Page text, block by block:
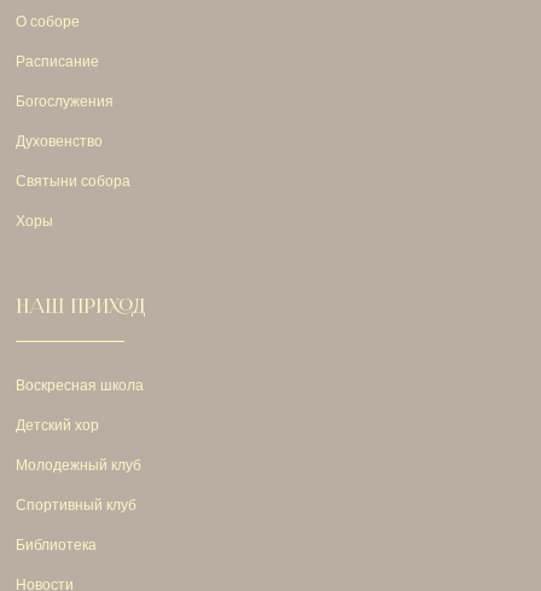
О соборе
Расписание
Богослужения
Духовенство
Святыни собора
Хоры
НАШ ПРИХОД
Воскресная школа
Детский хор
Молодежный клуб
Спортивный клуб
Библиотека
Новости